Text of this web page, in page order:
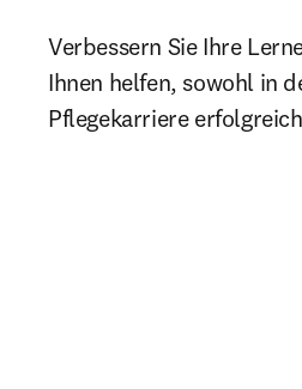
Verbessern Sie Ihre
Ihnen helfen, sowohl in
Pflegekarriere